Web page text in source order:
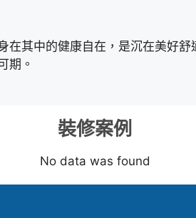
在其中的健康自在，是沉在美好
期。
裝修案例
No data was found